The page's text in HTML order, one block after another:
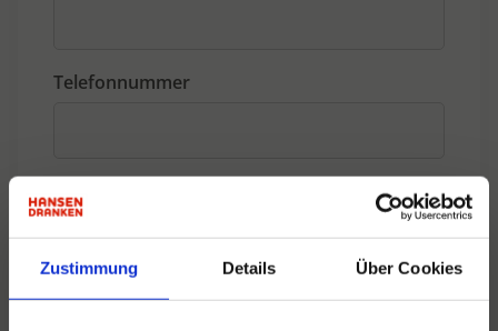
Zustimmung Details Über Cookies
Telefonnummer
Nachricht